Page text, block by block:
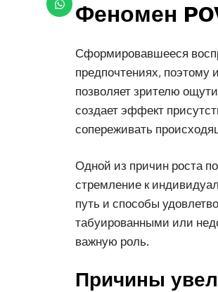
Феномен
Сформировавшееся
предпочтениях, поэтому
позволяет зрителю
создает эффект
сопереживать
Одной из причин роста
стремление к
путь и способы
табуированными или
важную роль.
Причины